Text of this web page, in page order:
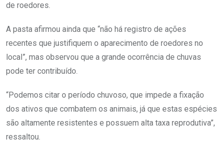
de roedores.
A pasta afirmou ainda que “não há registro de ações
recentes que justifiquem o aparecimento de roedores no
local”, mas observou que a grande ocorrência de chuvas
pode ter contribuído.
“Podemos citar o período chuvoso, que impede a fixação
dos ativos que combatem os animais, já que estas espécies
são altamente resistentes e possuem alta taxa reprodutiva”,
ressaltou.